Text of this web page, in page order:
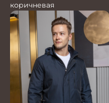
коричневая